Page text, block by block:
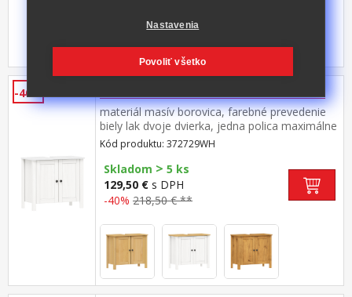
-40%
materiál masív borovica, farebné prevedenie
biely lak dvoje dvierka, jedna polica maximálne
nosnosti uvedené v návode na montáž súčasť
zostavy PORTO biela
Kód produktu: 372729WH
Skladom > 5 ks
129,50 € s DPH
-40% 218,50 € **
Nastavenia
Povoliť všetko